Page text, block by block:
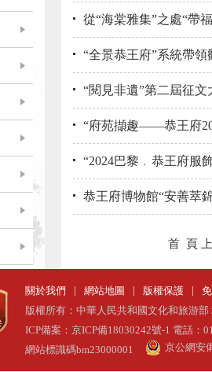
從“海棠雅集”之處“帶
“全景恭王府”系統帶領
“閱見非遺”第二屆征
“府苑擷趣——恭王府
“2024巴黎﹒恭王府服
恭王府博物館“安善萃
首 頁